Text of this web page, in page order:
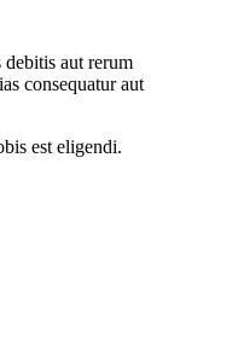
aut rerum
consequatur aut
est eligendi.